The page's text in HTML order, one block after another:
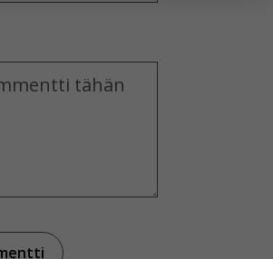
näiden evästeiden käytön.